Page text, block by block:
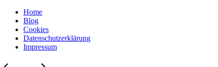
Home
Blog
Cookies
Datenschutzerklärung
Impressum